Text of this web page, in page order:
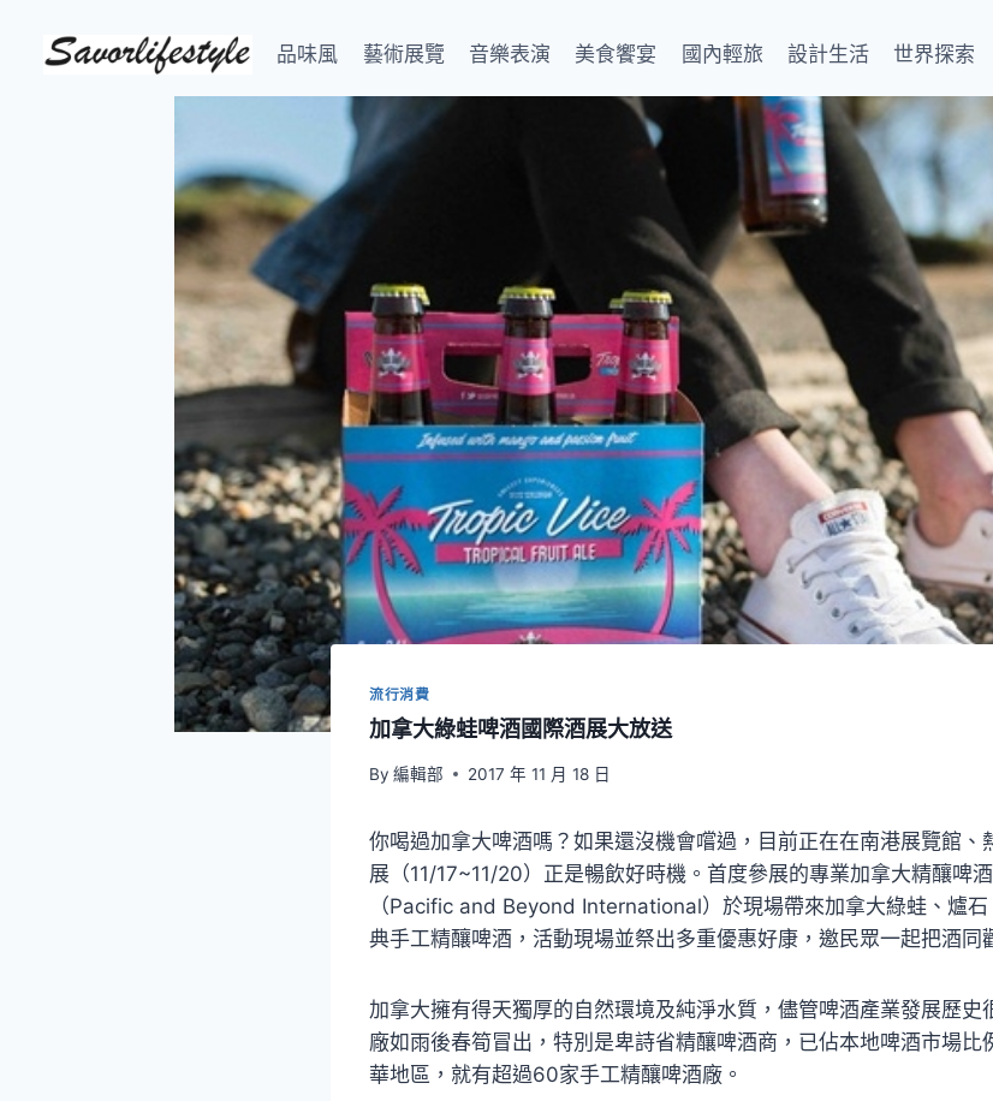
品味風 藝術展覽 音樂表演 美食饗宴 國內輕旅 設計生活 世界探索
流行消費
加拿大綠蛙啤酒國際酒展大放送
By 編輯部 2017 年 11 月 18 日
你喝過加拿大啤酒嗎？如果還沒機會嚐過，目前正在在南港展覽館
展（11/17~11/20）正是暢飲好時機。首度參展的專業加拿大精釀啤
（Pacific and Beyond International）於現場帶來加拿大綠蛙、爐
典手工精釀啤酒，活動現場並祭出多重優惠好康，邀民眾一起把酒同
加拿大擁有得天獨厚的自然環境及純淨水質，儘管啤酒產業發展歷史
廠如雨後春筍冒出，特別是卑詩省精釀啤酒商，已佔本地啤酒市場比
華地區，就有超過60家手工精釀啤酒廠。